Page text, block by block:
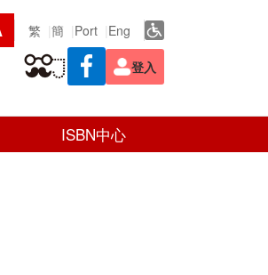
繁 簡 Port Eng
登入
ISBN中心